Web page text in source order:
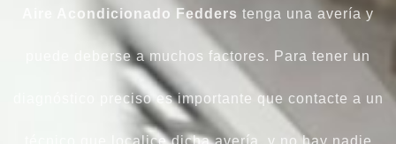
Aire Acondicionado Fedders tenga una avería y
puede deberse a muchos factores. Para tener un
diagnóstico preciso es importante que contacte a un